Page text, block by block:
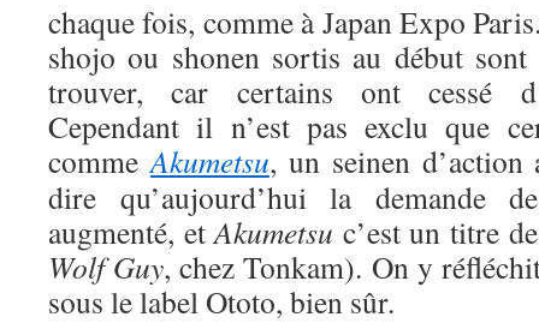
chaque fois, comme à Japan Expo
shojo ou shonen sortis au début
trouver, car certains ont cessé
Cependant il n’est pas exclu que
commeAkumetsu, un seinen
dire qu’aujourd’hui la demande
augmenté, etAkumetsu c’est un titre
Wolf Guy, chez Tonkam). On y
sous le label Ototo, bien sûr.